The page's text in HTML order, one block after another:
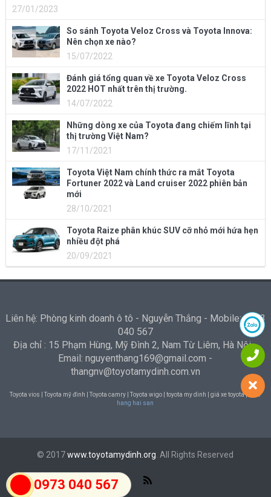
0973 040 567
27/01/2023
So sánh Toyota Veloz Cross và Toyota Innova:
Nên chọn xe nào?
15/07/2022
Đánh giá tổng quan về xe Toyota Veloz Cross
2022 HOT nhất trên thị trường.
14/07/2022
Những dòng xe của Toyota đang chiếm lĩnh tại
thị trường Việt Nam?
17/11/2021
Toyota Việt Nam chính thức ra mắt Toyota
Fortuner 2022 và Land cruiser 2022 phiên bản
mới
28/10/2021
Toyota Raize phân khúc SUV cỡ nhỏ mới hứa hẹn
nhiều đột phá
20/09/2021
Liên hệ: Phòng kinh doanh ô tô - Nguyễn Thắng - Mobile: 0973
040 567
Địa chỉ : 15 Phạm Hùng, Mỹ Đình 2, Nam Từ Liêm, Hà Nội -
Email: nguyenthang169@gmail.com -
thangnv@toyotamydinh.com.vn
Toyota vios | Toyota mỹ đình | Toyota camry | Toyota wigo | toyota my dinh | giá xe toyota |
Nha
hang hai san
© 2017www.toyotamydinh.org . All Rights Reserved